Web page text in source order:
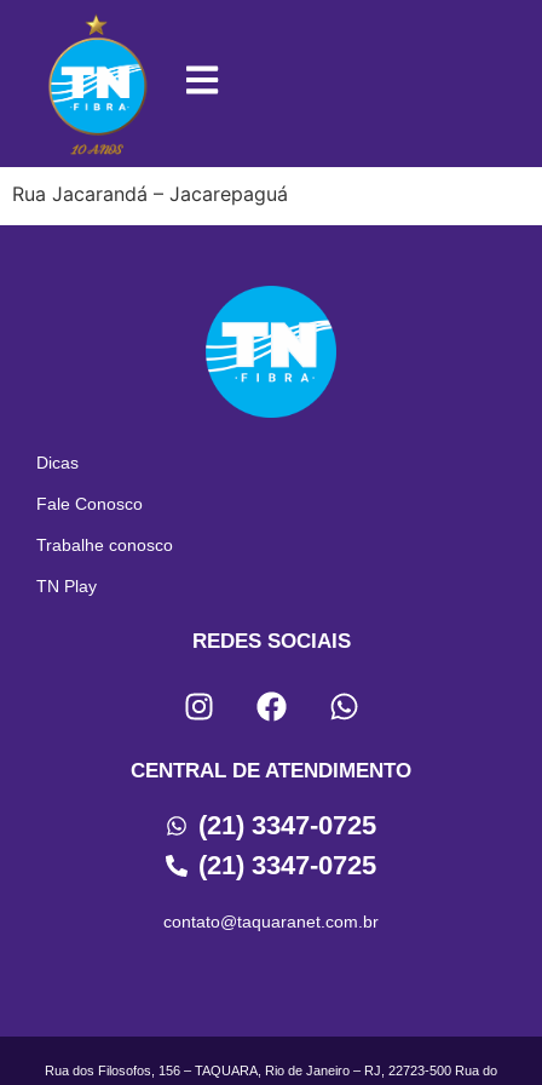
22713-360
Rua Jacarandá – Jacarepaguá
Dicas
Fale Conosco
Trabalhe conosco
TN Play
REDES SOCIAIS
CENTRAL DE ATENDIMENTO
(21) 3347-0725
(21) 3347-0725
contato@taquaranet.com.br
Rua dos Filosofos, 156 – TAQUARA, Rio de Janeiro – RJ, 22723-500 Rua do